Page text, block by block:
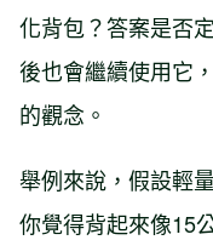
化背包？答案是否
後也會繼續使用它
的觀念。
舉例來說，假設輕
你覺得背起來像15